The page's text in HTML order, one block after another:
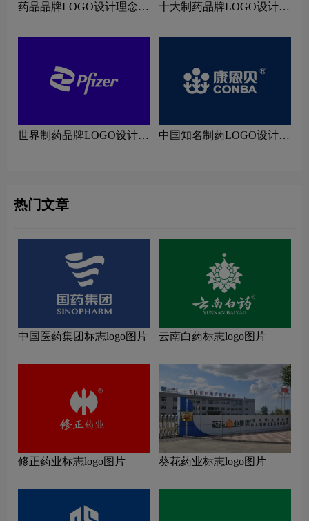
药品品牌LOGO设计理念解
十大制药品牌LOGO设计理
世界制药品牌LOGO设计理
中国知名制药LOGO设计理
热门文章
中国医药集团标志logo图片 云南白药标志logo图片
修正药业标志logo图片 葵花药业标志logo图片